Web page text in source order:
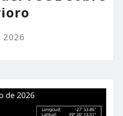
2026